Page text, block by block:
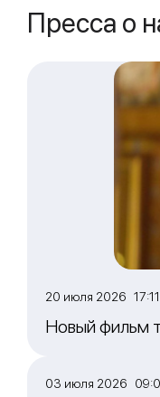
Пресса о
20 июля 2026 17:11
Новый фильм
03 июля 2026